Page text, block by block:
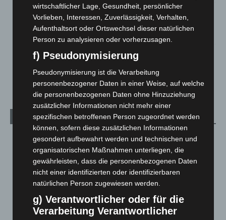
Hannover: Polizei stoppt 166 Trunkenheitsfahrten bei
Großkontrolle
Hannover Klassik Open Air 2026: Französische Oper im
2. August 2026
Kategorien
Blaulicht
2.798
Corona-News
Hannover und Region
Langenhagen und Ortsteile
Leserbriefe
Menschen
wirtschaftlicher Lage, Gesundheit, persönlicher
Vorlieben, Interessen, Zuverlässigkeit, Verhalten,
Aufenthaltsort oder Ortswechsel dieser natürlichen
Person zu analysieren oder vorherzusagen.
f) Pseudonymisierung
Pseudonymisierung ist die Verarbeitung
personenbezogener Daten in einer Weise, auf welche
die personenbezogenen Daten ohne Hinzuziehung
zusätzlicher Informationen nicht mehr einer
spezifischen betroffenen Person zugeordnet werden
können, sofern diese zusätzlichen Informationen
gesondert aufbewahrt werden und technischen und
organisatorischen Maßnahmen unterliegen, die
gewährleisten, dass die personenbezogenen Daten
nicht einer identifizierten oder identifizierbaren
natürlichen Person zugewiesen werden.
g) Verantwortlicher oder für die
Verarbeitung Verantwortlicher